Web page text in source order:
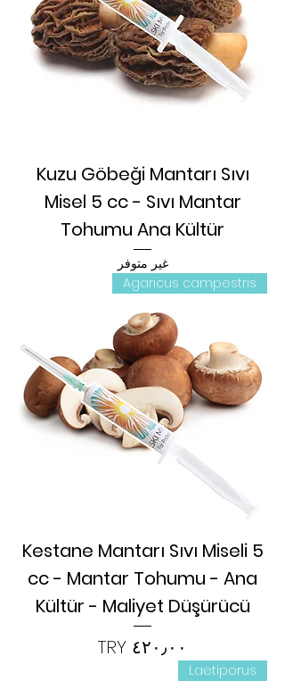
Kuzu Göbeği Mantarı Sıvı
Misel 5 cc - Sıvı Mantar
Tohumu Ana Kültür
غير متوفر
Agaricus campestris
Kestane Mantarı Sıvı Miseli 5
cc - Mantar Tohumu - Ana
Kültür - Maliyet Düşürücü
السعر
Laetiporus